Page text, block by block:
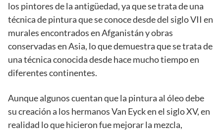
los pintores de la antigüedad, ya que se trata de una
técnica de pintura que se conoce desde del siglo VII en
murales encontrados en Afganistán y obras
conservadas en Asia, lo que demuestra que se trata de
una técnica conocida desde hace mucho tiempo en
diferentes continentes.
Aunque algunos cuentan que la pintura al óleo debe
su creación a los hermanos Van Eyck en el siglo XV, en
realidad lo que hicieron fue mejorar la mezcla,